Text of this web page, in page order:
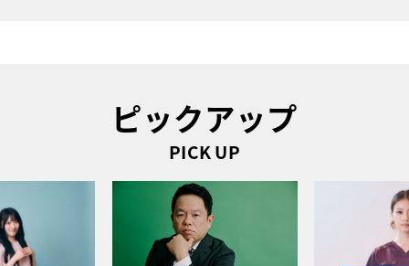
ピックアップ
PICK UP